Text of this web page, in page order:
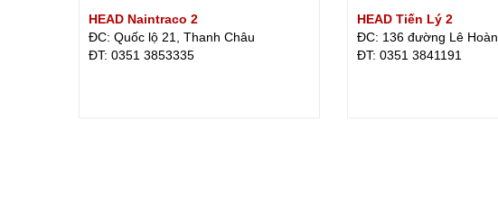
HEAD Naintraco 2
ĐC: Quốc lộ 21, Thanh Châu
ÐT: 0351 3853335
HEAD Tiến Lý 2
ĐC: 136 đường Lê Hoàn
ÐT: 0351 3841191